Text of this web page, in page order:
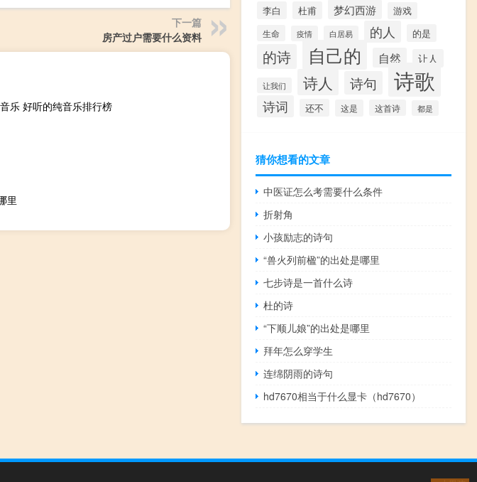
下一篇
房产过户需要什么资料
乐 好听的纯音乐排行榜
里
李白
杜甫 梦幻西游 游戏
生命 疫情 白居易 的人 的是
的诗 自己的 自然 让人
让我们 诗人 诗句 诗歌
诗词 还不 这是 这首诗 都是
猜你想看的文章
中医证怎么考需要什么条件
折射角
小孩励志的诗句
“兽火列前楹”的出处是哪里
七步诗是一首什么诗
杜的诗
“下顺儿娘”的出处是哪里
拜年怎么穿学生
连绵阴雨的诗句
hd7670相当于什么显卡（hd7670）